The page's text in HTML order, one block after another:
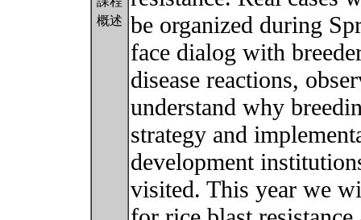
概述
be organized during
face dialog with
disease reactions,
understand why
strategy and
development
visited. This year we